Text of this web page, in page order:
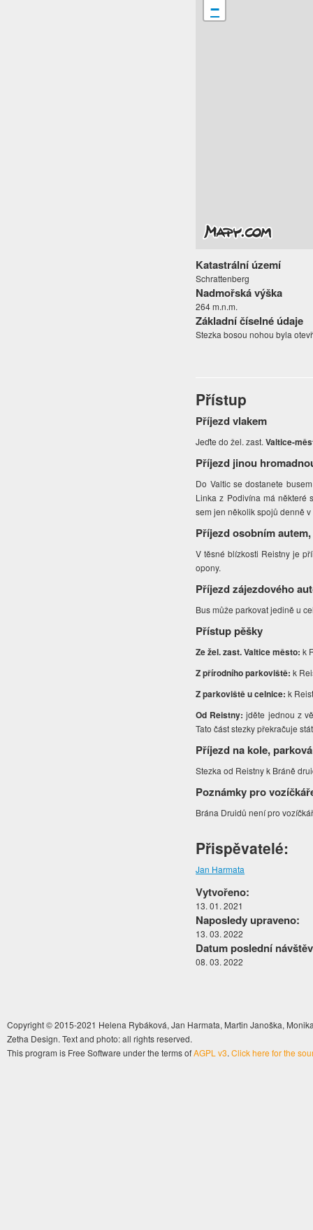
−
Katastrální území
Schrattenberg
Nadmořská výška
264 m.n.m.
Základní číselné údaje
Stezka bosou nohou byla
Přístup
Příjezd vlakem
Jeďte do žel. zast.Valtice-
Příjezd jinou
Do Valtic se dostanete
Linka z Podivína má
sem jen několik spojů denně
Příjezd osobním
V těsné blízkosti Reistny je
opony.
Příjezd zájezdového
Bus může parkovat jedině u
Přístup pěšky
Ze žel. zast. Valtice město: k
Z přírodního parkoviště:k
Z parkoviště u celnice: k
Od Reistny:jděte jednou z
Tato část stezky překračuje
Příjezd na kole,
Stezka od Reistny k Bráně
Poznámky pro
Brána Druidů není pro
Přispěvatelé:
Jan Harmata
Vytvořeno:
13. 01. 2021
Naposledy upraveno:
13. 03. 2022
Datum poslední
08. 03. 2022
Copyright © 2015-2021 Helena Rybáková, Jan Harmata, Martin Janoška,
Zetha Design. Text and photo: all rights reserved.
This program is Free Software under the terms ofAGPL v3. Click here for the